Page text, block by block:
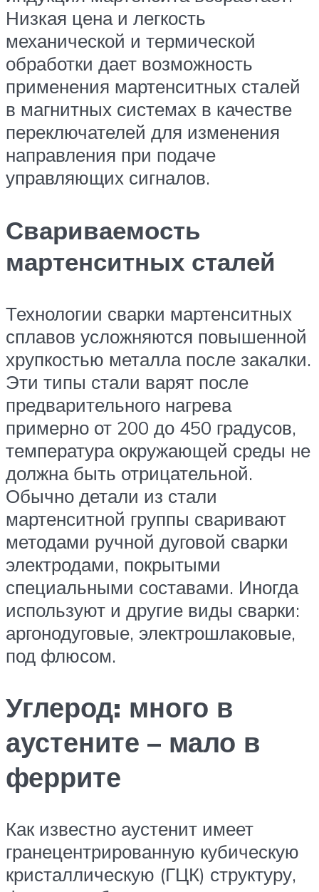
Низкая цена и легкость
механической и термической
обработки дает возможность
применения мартенситных сталей
в магнитных системах в качестве
переключателей для изменения
направления при подаче
управляющих сигналов.
Свариваемость
мартенситных сталей
Технологии сварки мартенситных
сплавов усложняются повышенной
хрупкостью металла после закалки.
Эти типы стали варят после
предварительного нагрева
примерно от 200 до 450 градусов,
температура окружающей среды не
должна быть отрицательной.
Обычно детали из стали
мартенситной группы сваривают
методами ручной дуговой сварки
электродами, покрытыми
специальными составами. Иногда
используют и другие виды сварки:
аргонодуговые, электрошлаковые,
под флюсом.
Углерод: много в
аустените – мало в
феррите
Как известно аустенит имеет
гранецентрированную кубическую
кристаллическую (ГЦК) структуру,